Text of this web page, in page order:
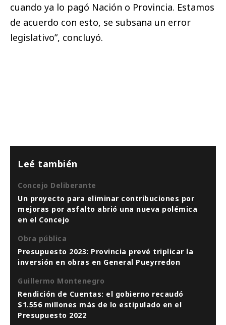
cuando ya lo pagó Nación o Provincia. Estamos
de acuerdo con esto, se subsana un error
legislativo”, concluyó.
Leé también
Concejo Deliberante
Un proyecto para eliminar contribuciones por
mejoras por asfalto abrió una nueva polémica
en el Concejo
Obra pública
Presupuesto 2023: Provincia prevé triplicar la
inversión en obras en General Pueyrredon
Guillermo Montenegro
Rendición de Cuentas: el gobierno recaudó
$1.556 millones más de lo estipulado en el
Presupuesto 2022